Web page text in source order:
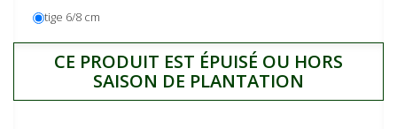
tige 6/8 cm
CE PRODUIT EST ÉPUISÉ OU HORS
SAISON DE PLANTATION